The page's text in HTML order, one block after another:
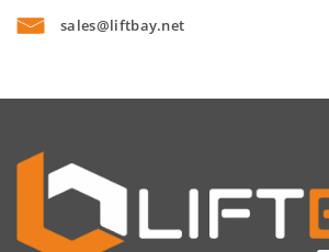
sales@liftbay.net